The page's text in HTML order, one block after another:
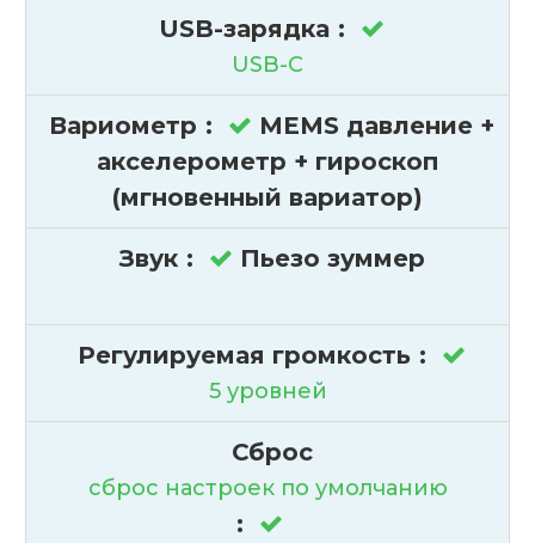
USB-зарядка :
USB-C
Вариометр :
MEMS давление +
акселерометр + гироскоп
(мгновенный вариатор)
Звук : Пьезо зуммер
Регулируемая громкость :
5 уровней
Сброс
сброс настроек по умолчанию
: